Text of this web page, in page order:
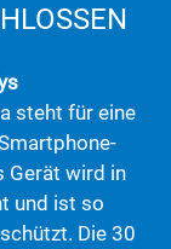
steht für eine
Gerät wird in
und ist so
Die 30